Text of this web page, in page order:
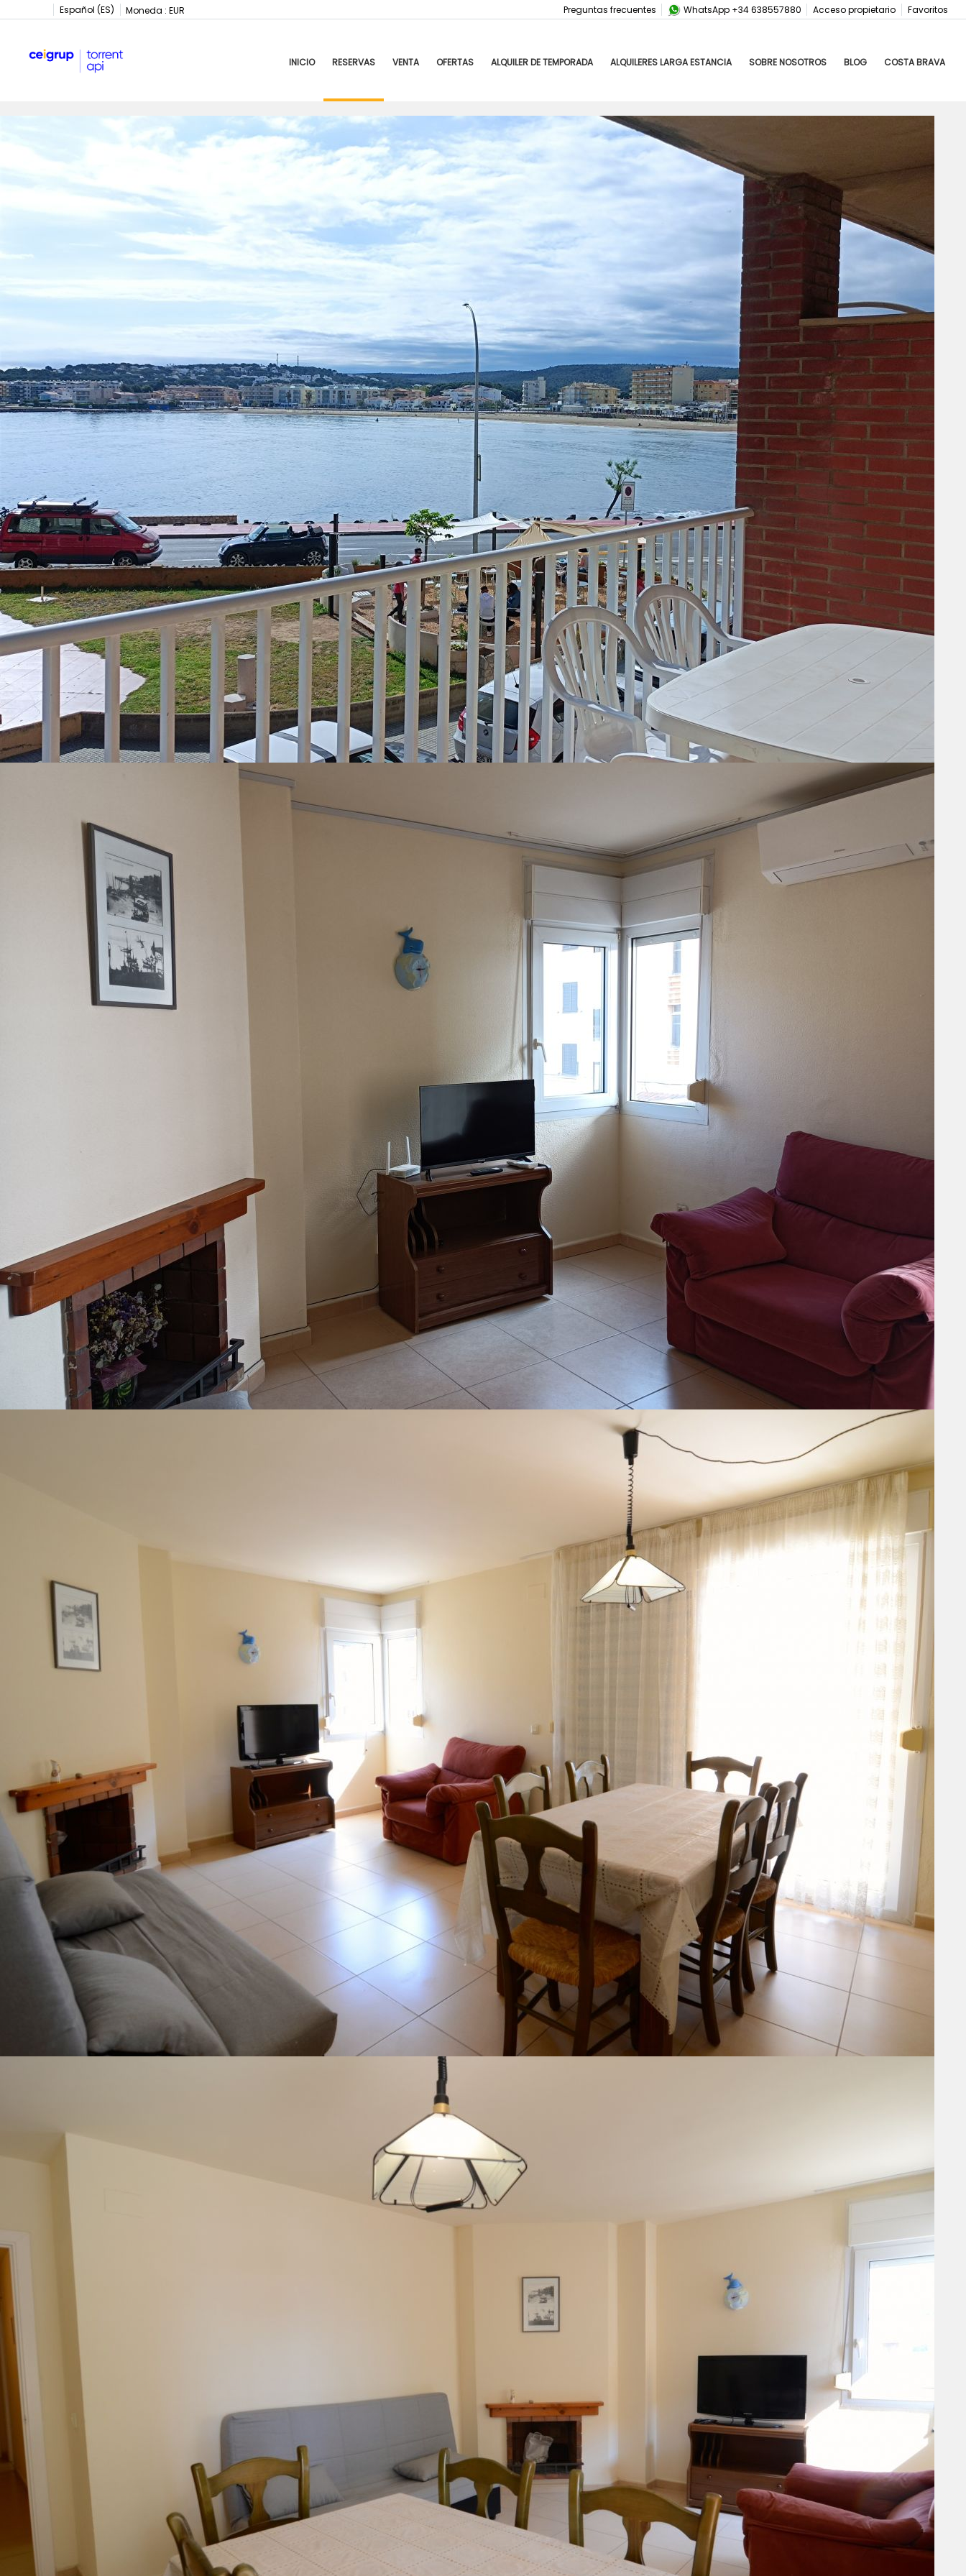
Español (ES) Moneda : EUR Favoritos
Acceso propietario
WhatsApp +34 638557880
Preguntas frecuentes
INICIO RESERVAS VENTA OFERTAS ALQUILER DE TEMPORADA ALQUILERES LARGA ESTANCIA SOBRE NOSOTROS BLOG COSTA BRAVA